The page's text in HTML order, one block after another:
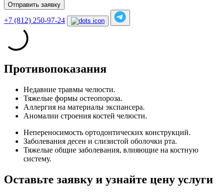
Отправить заявку
+7 (812) 250-97-24
Противопоказания
Недавние травмы челюсти.
Тяжелые формы остеопороза.
Аллергия на материалы экспансера.
Аномалии строения костей челюсти.
Непереносимость ортодонтических конструкций.
Заболевания десен и слизистой оболочки рта.
Тяжелые общие заболевания, влияющие на костную
систему.
Оставьте заявку и узнайте цену услуги